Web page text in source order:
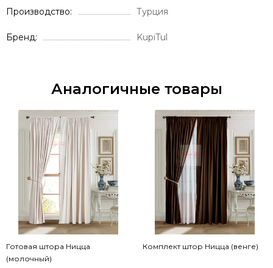
Производство Турция
Бренд KupiTul
Аналогичные товары
Готовая штора Ницца
(молочный)
Комплект штор Ницца (венге)